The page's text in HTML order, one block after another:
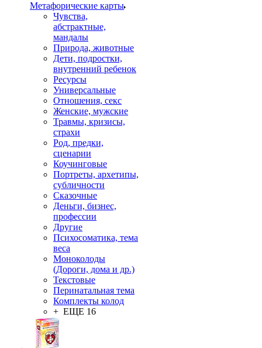
Mетафорические карты
Чувства,
абстрактные,
мандалы
Природа, животные
Дети, подростки,
внутренний ребенок
Ресурсы
Универсальные
Отношения, секс
Женские, мужские
Травмы, кризисы,
страхи
Род, предки,
сценарии
Коучинговые
Портреты, архетипы,
субличности
Сказочные
Деньги, бизнес,
профессии
Другие
Психосоматика, тема
веса
Моноколоды
(Дороги, дома и др.)
Текстовые
Перинатальная тема
Комплекты колод
+ ЕЩЕ 16